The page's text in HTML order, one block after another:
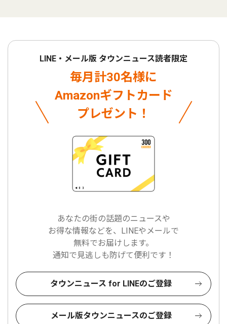
LINE・メール版 タウンニュース読者限定
毎月計30名様に
Amazonギフトカード
プレゼント！
あなたの街の話題のニュースや
お得な情報などを、LINEやメールで
無料でお届けします。
通知で見逃しも防げて便利です！
タウンニュース for LINEのご登録
メール版タウンニュースのご登録